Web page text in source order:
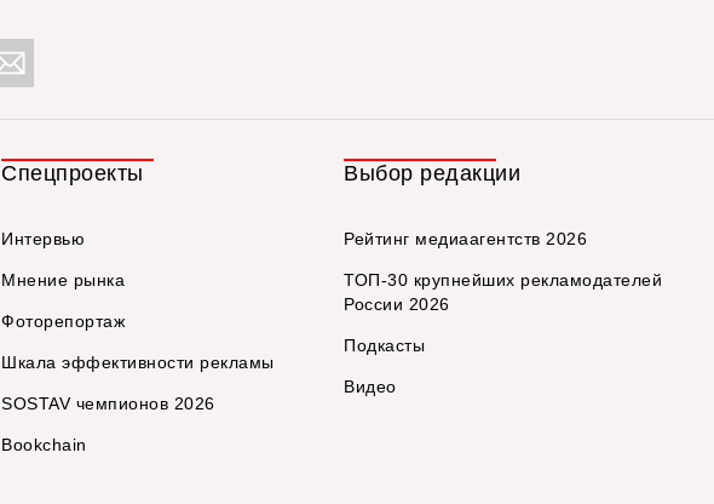
Спецпроекты
Интервью
Мнение рынка
Фоторепортаж
Шкала эффективности рекламы
SOSTAV чемпионов 2026
Bookchain
Выбор редакции
Рейтинг медиаагентств 2026
ТОП-30 крупнейших рекламодателей
России 2026
Подкасты
Видео